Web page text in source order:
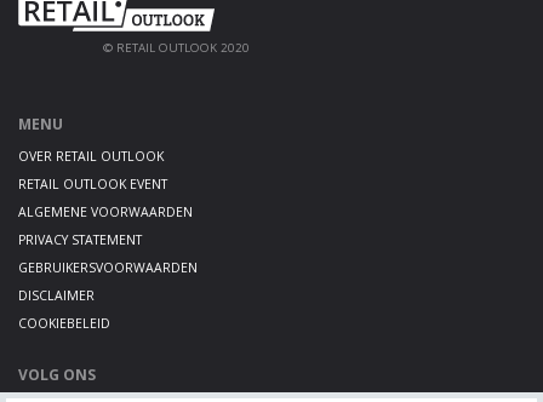
© RETAIL OUTLOOK 2020
MENU
OVER RETAIL OUTLOOK
RETAIL OUTLOOK EVENT
ALGEMENE VOORWAARDEN
PRIVACY STATEMENT
GEBRUIKERSVOORWAARDEN
DISCLAIMER
COOKIEBELEID
VOLG ONS